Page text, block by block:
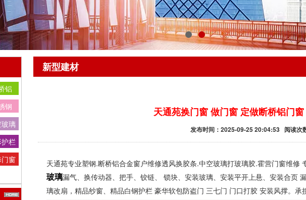
铝
钢
璃
栏
窗
新型建材
天通苑换门窗 做门窗 定做断桥铝门
发布时间：2025-09-25 20:04:53 阅读次
天通苑专业塑钢.断桥铝合金窗户维修透风换胶条.中空玻璃打玻璃胶.霍营门窗维修
玻璃漏气、换传动器、把手、铰链、 锁块、安装玻璃、安装平开上悬、安装合页
璃改扇，精品纱窗、精品白钢护栏 豪华软包防盗门 三七门 门口打胶 安装风撑。承